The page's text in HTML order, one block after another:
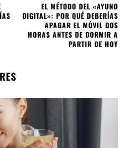
EL MÉTODO DEL «AYUNO
DIGITAL»: POR QUÉ DEBERÍAS
APAGAR EL MÓVIL DOS
HORAS ANTES DE DORMIR A
PARTIR DE HOY